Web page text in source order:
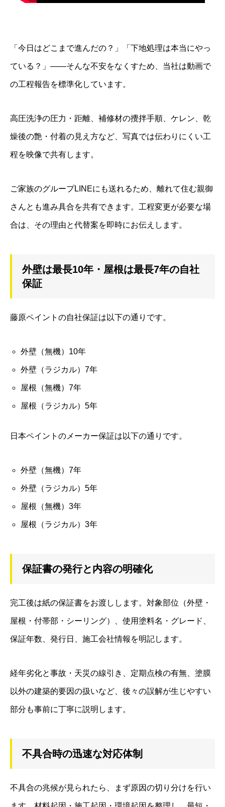
「今日はどこまで進んだの？」「下地処理は本当にやっ
ている？」——そんな不安をなくすため、当社は動画で
の工程報告を標準化しています。
高圧洗浄の圧力・距離、補修材の攪拌手順、ケレン、乾
燥後の艶・付着の見え方など、写真では伝わりにくい工
程を映像で共有します。
ご家族のグループLINEにも送れるため、離れて住む親御
さんとも進み具合を共有できます。工程変更が必要な場
合は、その理由と代替案を即時にお伝えします。
外壁は最長10年・屋根は最長7年の自社
保証
藤原ペイントの自社保証は以下の通りです。
外壁（無機）10年
外壁（ラジカル）7年
屋根（無機）7年
屋根（ラジカル）5年
日本ペイントのメーカー保証は以下の通りです。
外壁（無機）7年
外壁（ラジカル）5年
屋根（無機）3年
屋根（ラジカル）3年
保証書の発行と内容の明確化
完工後は紙の保証書をお渡しします。対象部位（外壁・
屋根・付帯部・シーリング）、使用塗料名・グレード、
保証年数、発行日、施工会社情報を明記します。
経年劣化と事故・天災の線引き、定期点検の有無、塗膜
以外の建築的要因の扱いなど、後々の誤解が生じやすい
部分も事前に丁寧に説明します。
不具合時の迅速な対応体制
不具合の兆候が見られたら、まず原因の切り分けを行い